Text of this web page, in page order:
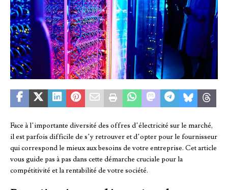
Face à l’importante diversité des offres d’électricité sur le marché,
il est parfois difficile de s’y retrouver et d’opter pour le fournisseur
qui correspond le mieux aux besoins de votre entreprise. Cet article
vous guide pas à pas dans cette démarche cruciale pour la
compétitivité et la rentabilité de votre société.